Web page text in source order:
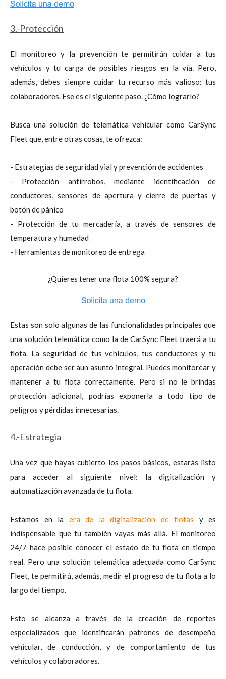
3.-Protección
El monitoreo y la prevención te permitirán cuidar a tus
vehículos y tu carga de posibles riesgos en la vía. Pero,
además, debes siempre cuidar tu recurso más valioso: tus
colaboradores. Ese es el siguiente paso. ¿Cómo lograrlo?
Busca una solución de telemática vehicular como CarSync
Fleet que, entre otras cosas, te ofrezca:
- Estrategias de seguridad vial y prevención de accidentes
- Protección antirrobos, mediante identificación de
conductores, sensores de apertura y cierre de puertas y
botón de pánico
- Protección de tu mercadería, a través de sensores de
temperatura y humedad
- Herramientas de monitoreo de entrega
¿Quieres tener una flota 100% segura?
Estas son solo algunas de las funcionalidades principales que
una solución telemática como la de CarSync Fleet traerá a tu
flota. La seguridad de tus vehículos, tus conductores y tu
operación debe ser aun asunto integral. Puedes monitorear y
mantener a tu flota correctamente. Pero si no le brindas
protección adicional, podrías exponerla a todo tipo de
peligros y pérdidas innecesarias.
4.-Estrategia
Una vez que hayas cubierto los pasos básicos, estarás listo
para acceder al siguiente nivel: la digitalización y
automatización avanzada de tu flota.
Estamos en la era de la digitalización de flotas y es
indispensable que tu también vayas más allá. El monitoreo
24/7 hace posible conocer el estado de tu flota en tiempo
real. Pero una solución telemática adecuada como CarSync
Fleet, te permitirá, además, medir el progreso de tu flota a lo
largo del tiempo.
Esto se alcanza a través de la creación de reportes
especializados que identificarán patrones de desempeño
vehicular, de conducción, y de comportamiento de tus
vehículos y colaboradores.